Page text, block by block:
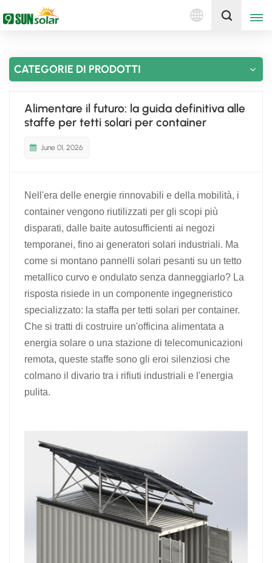
Italiano
English
Deutsch
русский
português
Nederlands
العربية
日本語
한국의
Ottieni un preventivo
CATEGORIE DI PRODOTTI
Alimentare il futuro: la guida definitiva alle
staffe per tetti solari per container
June 01, 2026
Nell'era delle energie rinnovabili e della mobilità, i
container vengono riutilizzati per gli scopi più
disparati, dalle baite autosufficienti ai negozi
temporanei, fino ai generatori solari industriali. Ma
come si montano pannelli solari pesanti su un tetto
metallico curvo e ondulato senza danneggiarlo? La
risposta risiede in un componente ingegneristico
specializzato: la staffa per tetti solari per container.
Che si tratti di costruire un'officina alimentata a
energia solare o una stazione di telecomunicazioni
remota, queste staffe sono gli eroi silenziosi che
colmano il divario tra i rifiuti industriali e l'energia
pulita.